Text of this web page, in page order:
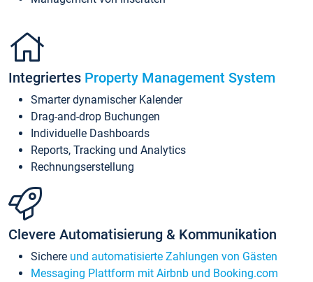
Integriertes Property Management System
Smarter dynamischer Kalender
Drag-and-drop Buchungen
Individuelle Dashboards
Reports, Tracking und Analytics
Rechnungserstellung
Clevere Automatisierung & Kommunikation
Sichere und automatisierte Zahlungen von Gästen
Messaging Plattform mit Airbnb und Booking.com